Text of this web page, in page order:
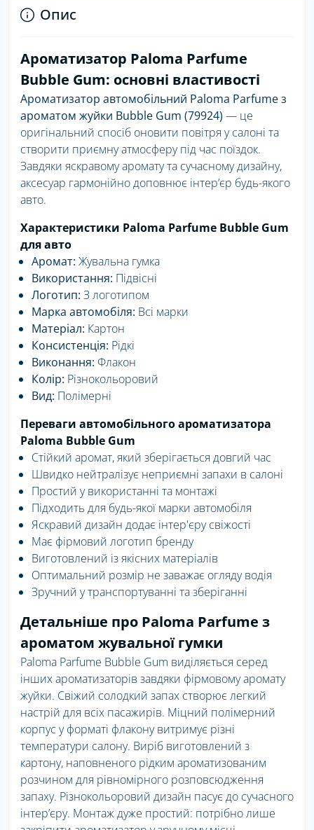
Опис
Ароматизатор Paloma Parfume
Bubble Gum: основні властивості
Ароматизатор автомобільний Paloma Parfume з
ароматом жуйки Bubble Gum (79924) — це
оригінальний спосіб оновити повітря у салоні та
створити приємну атмосферу під час поїздок.
Завдяки яскравому аромату та сучасному дизайну,
аксесуар гармонійно доповнює інтер’єр будь-якого
авто.
Характеристики Paloma Parfume Bubble Gum
для авто
Аромат: Жувальна гумка
Використання: Підвісні
Логотип: З логотипом
Марка автомобіля: Всі марки
Матеріал: Картон
Консистенція: Рідкі
Виконання: Флакон
Колір: Різнокольоровий
Вид: Полімерні
Переваги автомобільного ароматизатора
Paloma Bubble Gum
Стійкий аромат, який зберігається довгий час
Швидко нейтралізує неприємні запахи в салоні
Простий у використанні та монтажі
Підходить для будь-якої марки автомобіля
Яскравий дизайн додає інтер'єру свіжості
Має фірмовий логотип бренду
Виготовлений із якісних матеріалів
Оптимальний розмір не заважає огляду водія
Зручний у транспортуванні та зберіганні
Детальніше про Paloma Parfume з
ароматом жувальної гумки
Paloma Parfume Bubble Gum виділяється серед
інших ароматизаторів завдяки фірмовому аромату
жуйки. Свіжий солодкий запах створює легкий
настрій для всіх пасажирів. Міцний полімерний
корпус у форматі флакону витримує різні
температури салону. Виріб виготовлений з
картону, наповненого рідким ароматизованим
розчином для рівномірного розповсюдження
запаху. Різнокольоровий дизайн пасує до сучасного
інтер’єру. Монтаж дуже простий: потрібно лише